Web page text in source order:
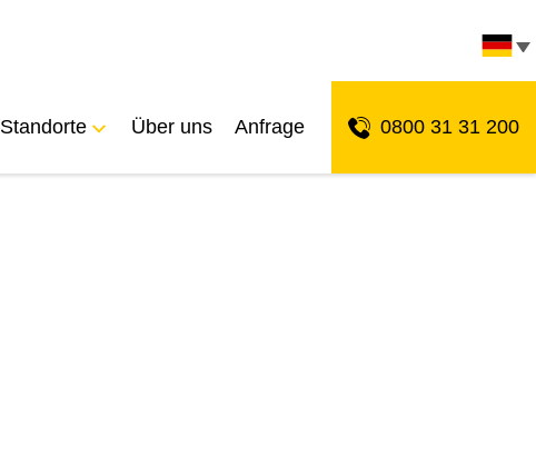
Standorte Über uns Anfrage 0800 31 31 200